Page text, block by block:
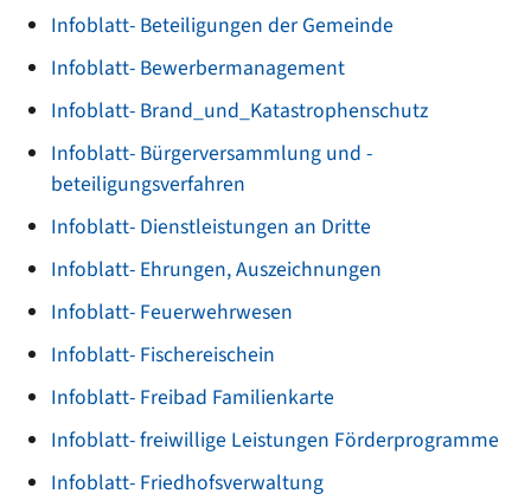
Infoblatt- Beteiligungen der Gemeinde
Infoblatt- Bewerbermanagement
Infoblatt- Brand_und_Katastrophenschutz
Infoblatt- Bürgerversammlung und -
beteiligungsverfahren
Infoblatt- Dienstleistungen an Dritte
Infoblatt- Ehrungen, Auszeichnungen
Infoblatt- Feuerwehrwesen
Infoblatt- Fischereischein
Infoblatt- Freibad Familienkarte
Infoblatt- freiwillige Leistungen Förderprogramme
Infoblatt- Friedhofsverwaltung